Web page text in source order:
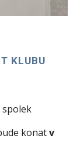
KLUBU
spolek
konatv